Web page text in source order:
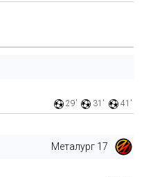
29' 31' 41'
Металург 17